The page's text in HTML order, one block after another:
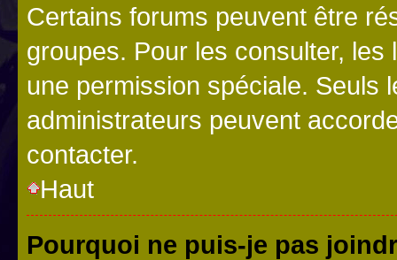
Certains forums peuvent être
groupes. Pour les consulter,
une permission spéciale. Seuls
administrateurs peuvent
contacter.
Haut
Pourquoi ne puis-je pas